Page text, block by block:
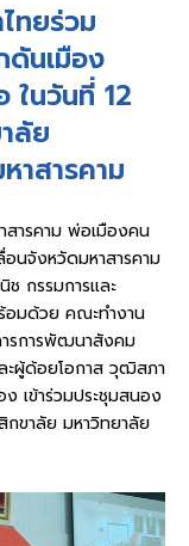
ทยร่วม
นเมือง
ในวันที่ 12
ลัย
าสารคาม
สารคาม พ่อเมืองคน
อนจังหวัดมหาสารคาม
กรรมการและ
อมด้วย คณะทำงาน
ารการพัฒนาสังคม
ะผู้ด้อยโอกาส วุฒิสภา
เข้าร่วมประชุมสนอง
ขาลัย มหาวิทยาลัย